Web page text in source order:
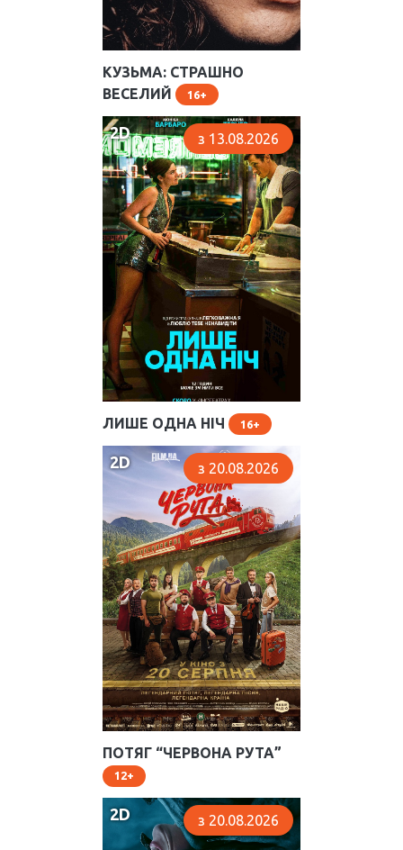
КУЗЬМА: СТРАШНО
ВЕСЕЛИЙ
16
2D з 13.08.2026
ЛИШЕ ОДНА НІЧ 16
2D з 20.08.2026
ПОТЯГ “ЧЕРВОНА РУТА”
12
2D з 20.08.2026